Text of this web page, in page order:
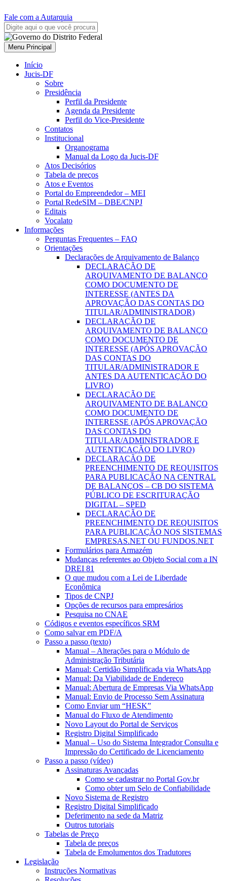
Fale com a Autarquia
Menu Principal
Início
Jucis-DF
Sobre
Presidência
Perfil da Presidente
Agenda da Presidente
Perfil do Vice-Presidente
Contatos
Institucional
Organograma
Manual da Logo da Jucis-DF
Atos Decisórios
Tabela de preços
Atos e Eventos
Portal do Empreendedor – MEI
Portal RedeSIM – DBE/CNPJ
Editais
Vocalato
Informações
Perguntas Frequentes – FAQ
Orientações
Declarações de Arquivamento de Balanço
DECLARAÇÃO DE
ARQUIVAMENTO DE BALANÇO
COMO DOCUMENTO DE
INTERESSE (ANTES DA
APROVAÇÃO DAS CONTAS DO
TITULAR/ADMINISTRADOR)
DECLARAÇÃO DE
ARQUIVAMENTO DE BALANÇO
COMO DOCUMENTO DE
INTERESSE (APÓS APROVAÇÃO
DAS CONTAS DO
TITULAR/ADMINISTRADOR E
ANTES DA AUTENTICAÇÃO DO
LIVRO)
DECLARAÇÃO DE
ARQUIVAMENTO DE BALANÇO
COMO DOCUMENTO DE
INTERESSE (APÓS APROVAÇÃO
DAS CONTAS DO
TITULAR/ADMINISTRADOR E
AUTENTICAÇÃO DO LIVRO)
DECLARAÇÃO DE
PREENCHIMENTO DE REQUISITOS
PARA PUBLICAÇÃO NA CENTRAL
DE BALANÇOS – CB DO SISTEMA
PÚBLICO DE ESCRITURAÇÃO
DIGITAL – SPED
DECLARAÇÃO DE
PREENCHIMENTO DE REQUISITOS
PARA PUBLICAÇÃO NOS SISTEMAS
EMPRESAS.NET OU FUNDOS.NET
Formulários para Armazém
Mudanças referentes ao Objeto Social com a IN
DREI 81
O que mudou com a Lei de Liberdade
Econômica
Tipos de CNPJ
Opções de recursos para empresários
Pesquisa no CNAE
Códigos e eventos específicos SRM
Como salvar em PDF/A
Passo a passo (texto)
Manual – Alterações para o Módulo de
Administração Tributária
Manual: Certidão Simplificada via WhatsApp
Manual: Da Viabilidade de Endereço
Manual: Abertura de Empresas Via WhatsApp
Manual: Envio de Processo Sem Assinatura
Como Enviar um “HESK”
Manual do Fluxo de Atendimento
Novo Layout do Portal de Serviços
Registro Digital Simplificado
Manual – Uso do Sistema Integrador Consulta e
Impressão do Certificado de Licenciamento
Passo a passo (vídeo)
Assinaturas Avançadas
Como se cadastrar no Portal Gov.br
Como obter um Selo de Confiabilidade
Novo Sistema de Registro
Registro Digital Simplificado
Deferimento na sede da Matriz
Outros tutoriais
Tabelas de Preço
Tabela de preços
Tabela de Emolumentos dos Tradutores
Legislação
Instruções Normativas